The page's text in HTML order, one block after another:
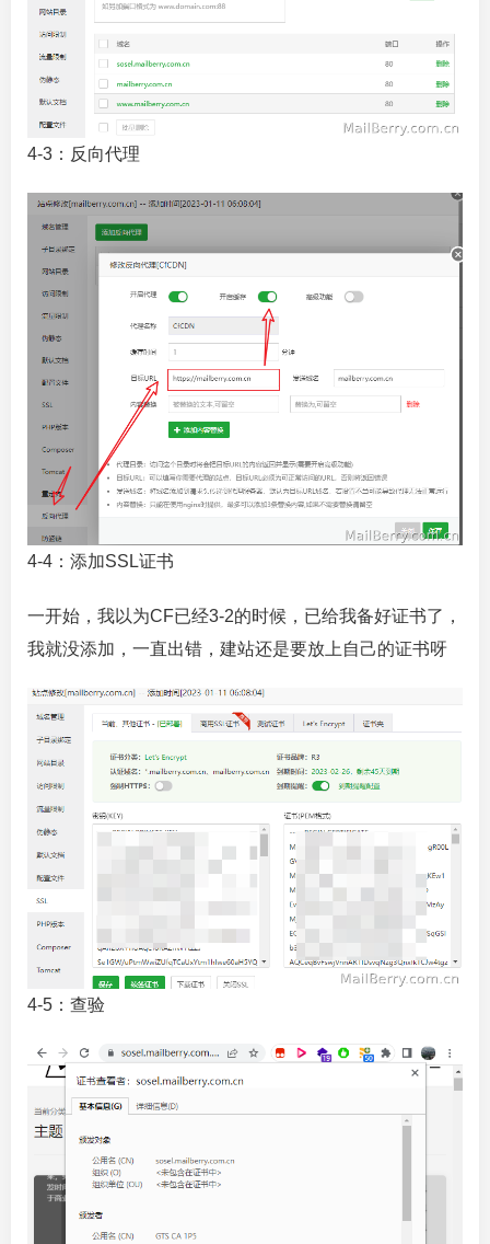
4-3：反向代理
4-4：添加SSL证书
一开始，我以为CF已经3-2的时候，已给我备好证书了，
我就没添加，一直出错，建站还是要放上自己的证书呀
4-5：查验